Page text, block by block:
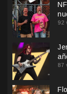
92
87